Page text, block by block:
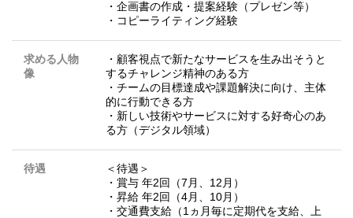
・企画書の作成・提案経験（プレゼン等）
・コピーライティング経験
求める人物
像
・顧客視点で新たなサービスを生み出そうと
するチャレンジ精神のある方
・チームの目標達成や課題解決に向け、主体
的に行動できる方
・新しい技術やサービスに対する好奇心のあ
る方（デジタル領域）
待遇
＜待遇＞
・賞与 年2回（7月、12月）
・昇給 年2回（4月、10月）
・交通費支給（1ヵ月毎に定期代を支給、上